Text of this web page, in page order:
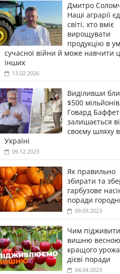
Дмитро
Наші аграрії
світі, хто вміє
вирощувати
продукцію в
сучасної війни й може навчити
інших
13.02.2026
Виділивши
$500
Говард Баффет
залишається
своєму шляху в
Україні
09.12.2023
Як правильно
збирати та
гарбузове
поради
09.09.2023
Чим підживити
вишню
кращого
дієві поради
04.04.2023